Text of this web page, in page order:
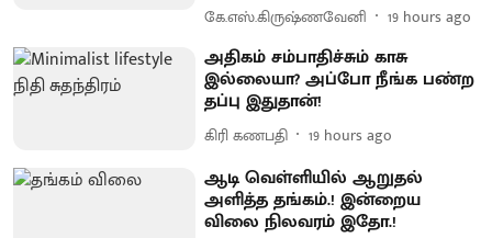
கே.எஸ்.கிருஷ்ணவேனி 19 hours ago
அதிகம் சம்பாதிச்சும் காசு
இல்லையா? அப்போ நீங்க பண்ற
தப்பு இதுதான்!
கிரி கணபதி 19 hours ago
ஆடி வெள்ளியில் ஆறுதல்
அளித்த தங்கம்.! இன்றைய
விலை நிலவரம் இதோ.!